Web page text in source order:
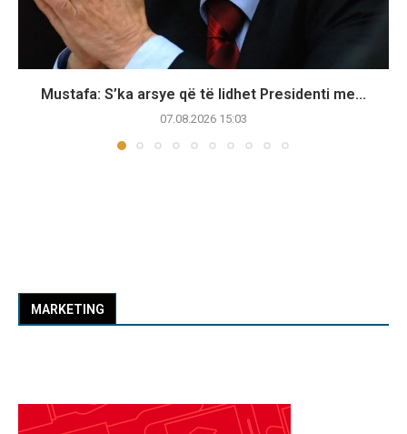
Mustafa: S’ka arsye që të lidhet Presidenti me...
07.08.2026 15:03
MARKETING